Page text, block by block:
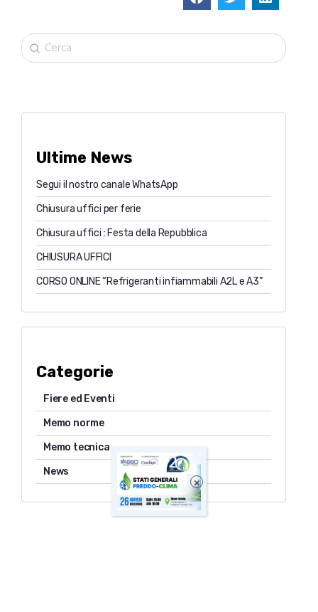
Ultime News
Segui il nostro canale WhatsApp
Chiusura uffici per ferie
Chiusura uffici : Festa della Repubblica
CHIUSURA UFFICI
CORSO ONLINE “Refrigeranti infiammabili A2L e A3”
Categorie
Fiere ed Eventi
Memo norme
Memo tecnica
News
×